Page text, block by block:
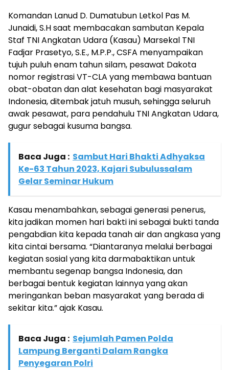
Komandan Lanud D. Dumatubun Letkol Pas M.
Junaidi, S.H saat membacakan sambutan Kepala
Staf TNI Angkatan Udara (Kasau) Marsekal TNI
Fadjar Prasetyo, S.E., M.P.P., CSFA menyampaikan
tujuh puluh enam tahun silam, pesawat Dakota
nomor registrasi VT-CLA yang membawa bantuan
obat-obatan dan alat kesehatan bagi masyarakat
Indonesia, ditembak jatuh musuh, sehingga seluruh
awak pesawat, para pendahulu TNI Angkatan Udara,
gugur sebagai kusuma bangsa.
Baca Juga : Sambut Hari Bhakti Adhyaksa
Ke-63 Tahun 2023, Kajari Subulussalam
Gelar Seminar Hukum
Kasau menambahkan, sebagai generasi penerus,
kita jadikan momen hari bakti ini sebagai bukti tanda
pengabdian kita kepada tanah air dan angkasa yang
kita cintai bersama. “Diantaranya melalui berbagai
kegiatan sosial yang kita darmabaktikan untuk
membantu segenap bangsa Indonesia, dan
berbagai bentuk kegiatan lainnya yang akan
meringankan beban masyarakat yang berada di
sekitar kita.” ajak Kasau.
Baca Juga : Sejumlah Pamen Polda
Lampung Berganti Dalam Rangka
Penyegaran Polri